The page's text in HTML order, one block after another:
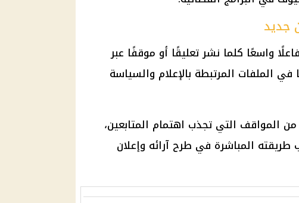
جديد
واسعًا كلما نشر تعليقًا أو موقفًا عبر
الملفات المرتبطة بالإعلام والسياسة
المواقف التي تجذب اهتمام المتابعين،
المباشرة في طرح آرائه وإعلان